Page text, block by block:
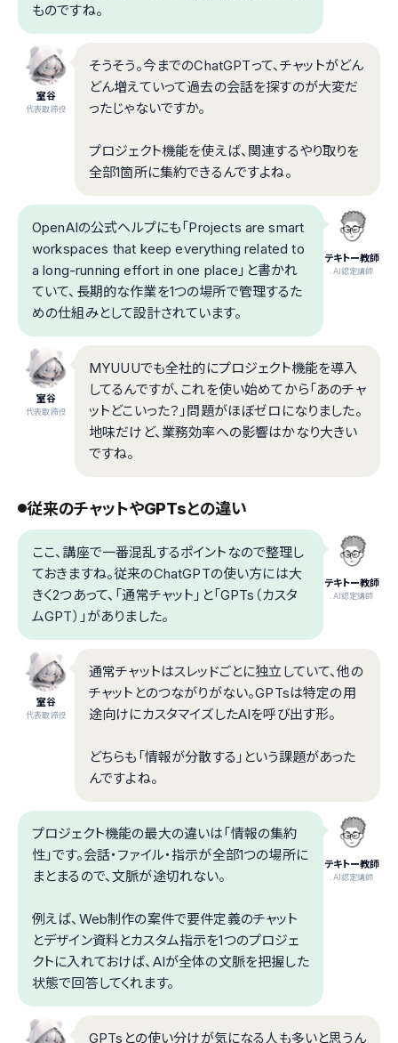
ものですね。
室谷
代表取締役
そうそう。今までのChatGPTって、チャットがどん
どん増えていって過去の会話を探すのが大変だ
ったじゃないですか。
プロジェクト機能を使えば、関連するやり取りを
全部1箇所に集約できるんですよね。
テキトー教師
.AI認定講師
OpenAIの公式ヘルプにも「Projects are smart
workspaces that keep everything related to
a long-running effort in one place」と書かれ
ていて、長期的な作業を1つの場所で管理するた
めの仕組みとして設計されています。
室谷
代表取締役
MYUUUでも全社的にプロジェクト機能を導入
してるんですが、これを使い始めてから「あのチャ
ットどこいった？」問題がほぼゼロになりました。
地味だけど、業務効率への影響はかなり大きい
ですね。
従来のチャットやGPTsとの違い
テキトー教師
.AI認定講師
ここ、講座で一番混乱するポイントなので整理し
ておきますね。従来のChatGPTの使い方には大
きく2つあって、「通常チャット」と「GPTs（カスタ
ムGPT）」がありました。
室谷
代表取締役
通常チャットはスレッドごとに独立していて、他の
チャットとのつながりがない。GPTsは特定の用
途向けにカスタマイズしたAIを呼び出す形。
どちらも「情報が分散する」という課題があった
んですよね。
テキトー教師
.AI認定講師
プロジェクト機能の最大の違いは「情報の集約
性」です。会話・ファイル・指示が全部1つの場所に
まとまるので、文脈が途切れない。
例えば、Web制作の案件で要件定義のチャット
とデザイン資料とカスタム指示を1つのプロジェ
クトに入れておけば、AIが全体の文脈を把握した
状態で回答してくれます。
GPTsとの使い分けが気になる人も多いと思うん